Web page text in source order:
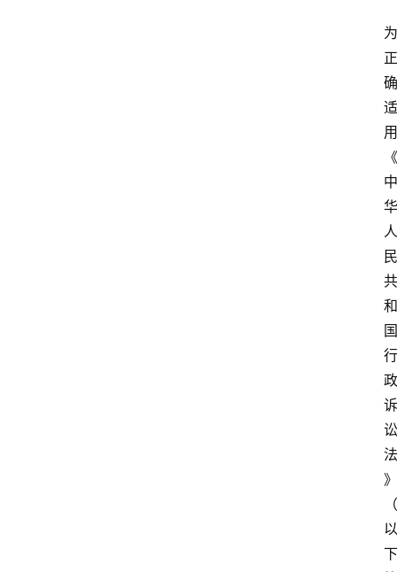
为
正
确
适
用
《
中
华
人
民
共
和
国
行
政
诉
讼
法
》
（
以
下